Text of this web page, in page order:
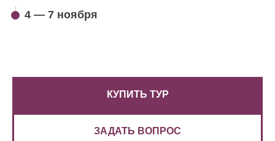
4 — 7 ноября
КУПИТЬ ТУР
ЗАДАТЬ ВОПРОС